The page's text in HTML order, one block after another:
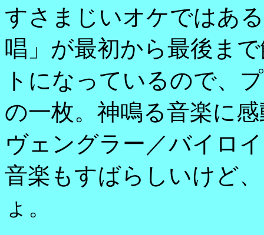
すさまじいオケではあ
唱」が最初から最後ま
トになっているので、
の一枚。神鳴る音楽に
ヴェングラー／バイロ
音楽もすばらしいけど
ょ。